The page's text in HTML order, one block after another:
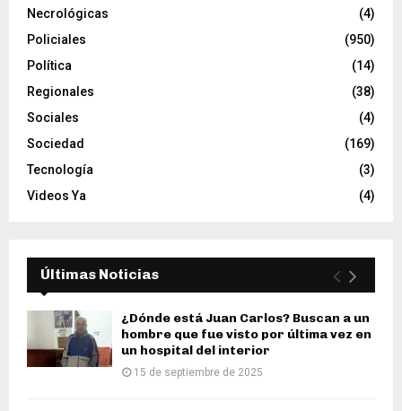
Necrológicas
(4)
Policiales
(950)
Política
(14)
Regionales
(38)
Sociales
(4)
Sociedad
(169)
Tecnología
(3)
Videos Ya
(4)
Últimas Noticias
¿Dónde está Juan Carlos? Buscan a un
hombre que fue visto por última vez en
un hospital del interior
15 de septiembre de 2025